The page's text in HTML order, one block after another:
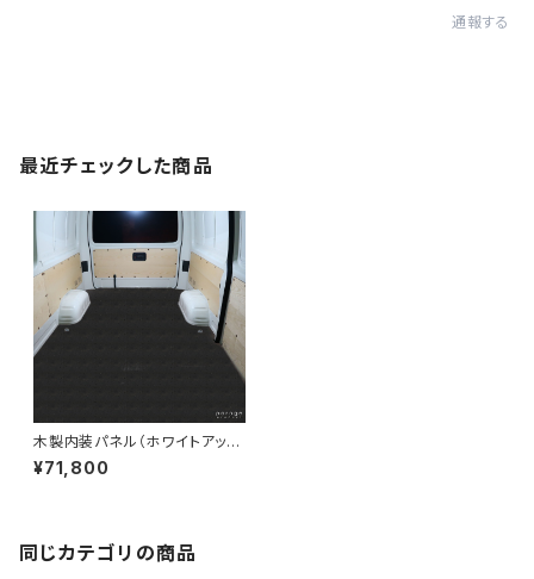
通報する
最近チェックした商品
木製内装パネル（ホワイトアッシ
ュ） 200系ハイエースバンDX
ロング標準ボディ4ドア用
¥71,800
同じカテゴリの商品